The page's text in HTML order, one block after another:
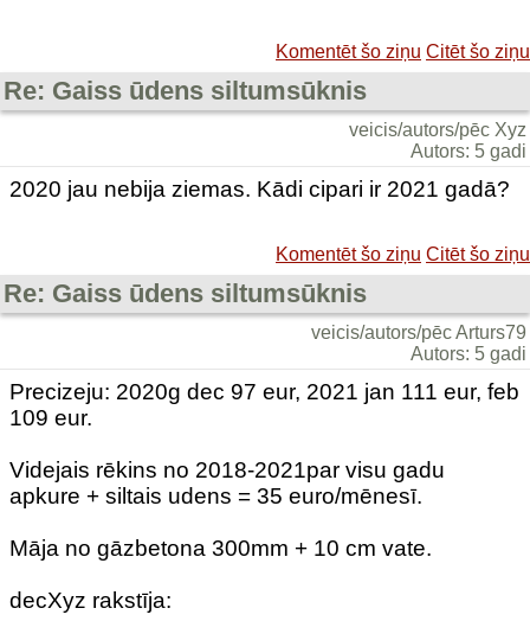
Komentēt šo ziņu Citēt šo ziņu
Re: Gaiss ūdens siltumsūknis
veicis/autors/pēc Xyz
Autors: 5 gadi
2020 jau nebija ziemas. Kādi cipari ir 2021 gadā?
Komentēt šo ziņu Citēt šo ziņu
Re: Gaiss ūdens siltumsūknis
veicis/autors/pēc Arturs79
Autors: 5 gadi
Precizeju: 2020g dec 97 eur, 2021 jan 111 eur, feb
109 eur.
Videjais rēkins no 2018-2021par visu gadu
apkure + siltais udens = 35 euro/mēnesī.
Māja no gāzbetona 300mm + 10 cm vate.
decXyz rakstīja: